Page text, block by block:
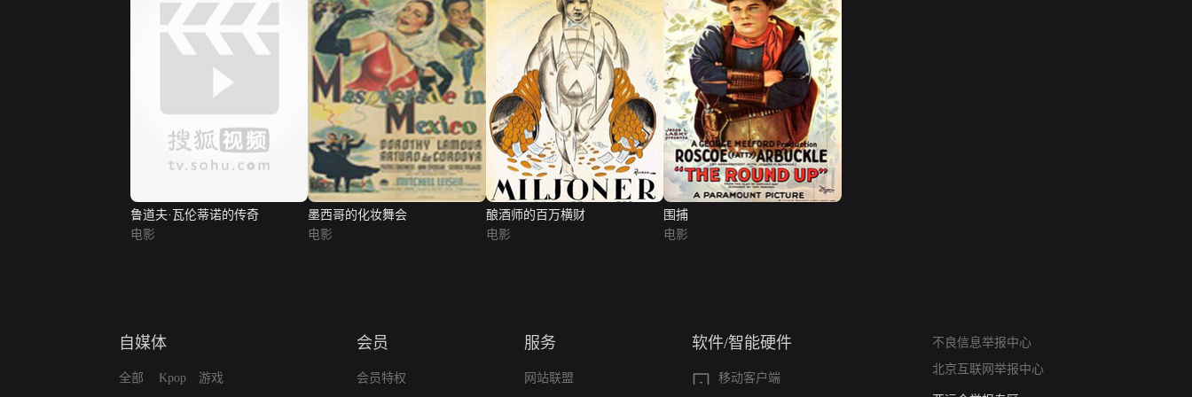
鲁道夫·瓦伦蒂诺的传奇
电影
墨西哥的化妆舞会
电影
酿酒师的百万横财
电影
围捕
电影
自媒体
全部 Kpop 游戏
会员
会员特权
服务
网站联盟
软件/智能硬件
移动客户端
不良信息举报中心
北京互联网举报中心
算法推荐专项举报